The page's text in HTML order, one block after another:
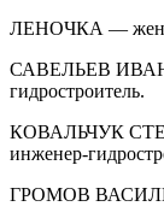
ЛЕНОЧКА — жена
САВЕЛЬЕВ ИВАН
гидростроитель.
КОВАЛЬЧУК
инженер-
ГРОМОВ